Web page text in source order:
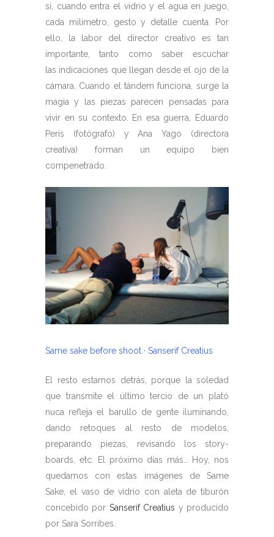
sí, cuando entra el vidrio y el agua en juego,
cada milímetro, gesto y detalle cuenta. Por
ello, la labor del director creativo es tan
importante, tanto como saber escuchar
las indicaciones que llegan desde el ojo de la
cámara. Cuando el tándem funciona, surge la
magia y las piezas parecen pensadas para
vivir en su contexto. En esa guerra, Eduardo
Peris (fotógrafo) y Ana Yago (directora
creativa) forman un equipo bien
compenetrado.
Same sake before shoot · Sanserif Creatius
El resto estamos detrás, porque la soledad
que transmite el último tercio de un plató
nuca refleja el barullo de gente iluminando,
dando retoques al resto de modelos,
preparando piezas, revisando los story-
boards, etc. El próximo días más… Hoy, nos
quedamos con estas imágenes de Same
Sake, el vaso de vidrio con aleta de tiburón
concebido por Sanserif Creatius y producido
por Sara Sorribes.